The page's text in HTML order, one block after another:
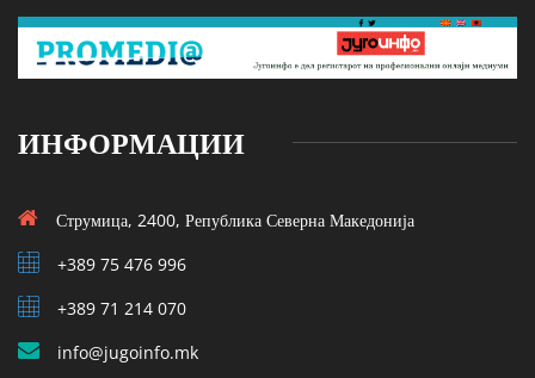
ИНФОРМАЦИИ
Струмица, 2400, Република Северна Македонија
+389 75 476 996
+389 71 214 070
info@jugoinfo.mk